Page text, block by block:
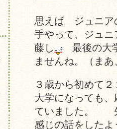
思えば ジュニア
手やって、ジュ
藤し
最後の大
ませんね。（ま
３歳から初めて
大学になっても
ていました。 先
感じの話をした